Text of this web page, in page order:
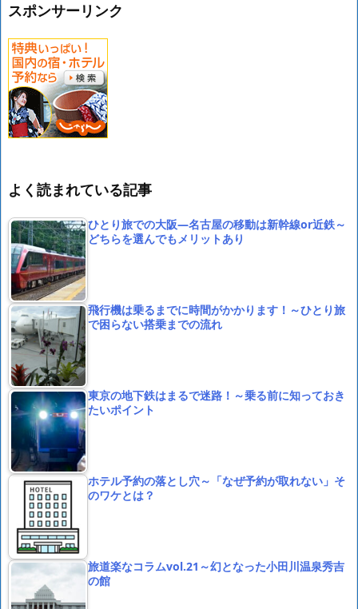
スポンサーリンク
よく読まれている記事
ひとり旅での大阪―名古屋の移動は新幹線or近鉄～
どちらを選んでもメリットあり
飛行機は乗るまでに時間がかかります！～ひとり旅
で困らない搭乗までの流れ
東京の地下鉄はまるで迷路！～乗る前に知っておき
たいポイント
ホテル予約の落とし穴～「なぜ予約が取れない」そ
のワケとは？
旅道楽なコラムvol.21～幻となった小田川温泉秀吉
の館